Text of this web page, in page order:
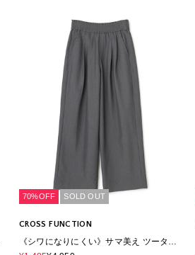
70%OFF SOLD OUT
CROSS FUNCTION
《シワになりにくい》サマ美え ツータッ